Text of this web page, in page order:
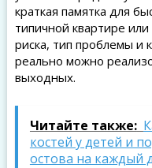
краткая памятка для
типичной квартире
риска, тип проблемы и
реально можно
выходных.
Читайте также:
костей у детей и
остова на каждый